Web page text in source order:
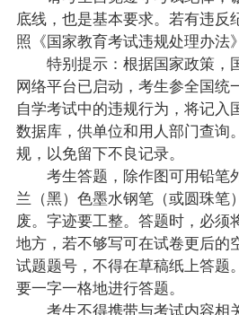
底线，也是基本要求。若有违反
照《国家教育考试违规处理办法
特别提示：根据国家政策
网络平台已启动，考生参全国统
自学考试中的违规行为，将记入
数据库，供单位和用人部门查询
规，以免留下不良记录。
考生答题，除作图可用铅笔
兰（黑）色墨水钢笔（或圆珠笔
废。字迹要工整。答题时，必须
地方，若不够写可在试卷更后的
试题题号，不得在草稿纸上答题
要一字一格地进行答题。
考生不得携带与考试内容相